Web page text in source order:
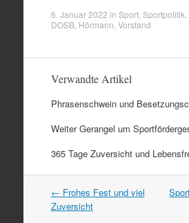
6. Januar 2022 in Sport, Sportpolitik
DOSB, Hörmann Vorstand
Verwandte Artikel
Phrasenschwein und
Weiter Gerangel um
365 Tage Zuversicht und
Artikel
Navigation
← Frohes Fest und viel
Zuversicht